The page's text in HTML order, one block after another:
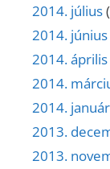
2014. július
2014. június
2014. április
2014.
2014. január
2013.
2013.